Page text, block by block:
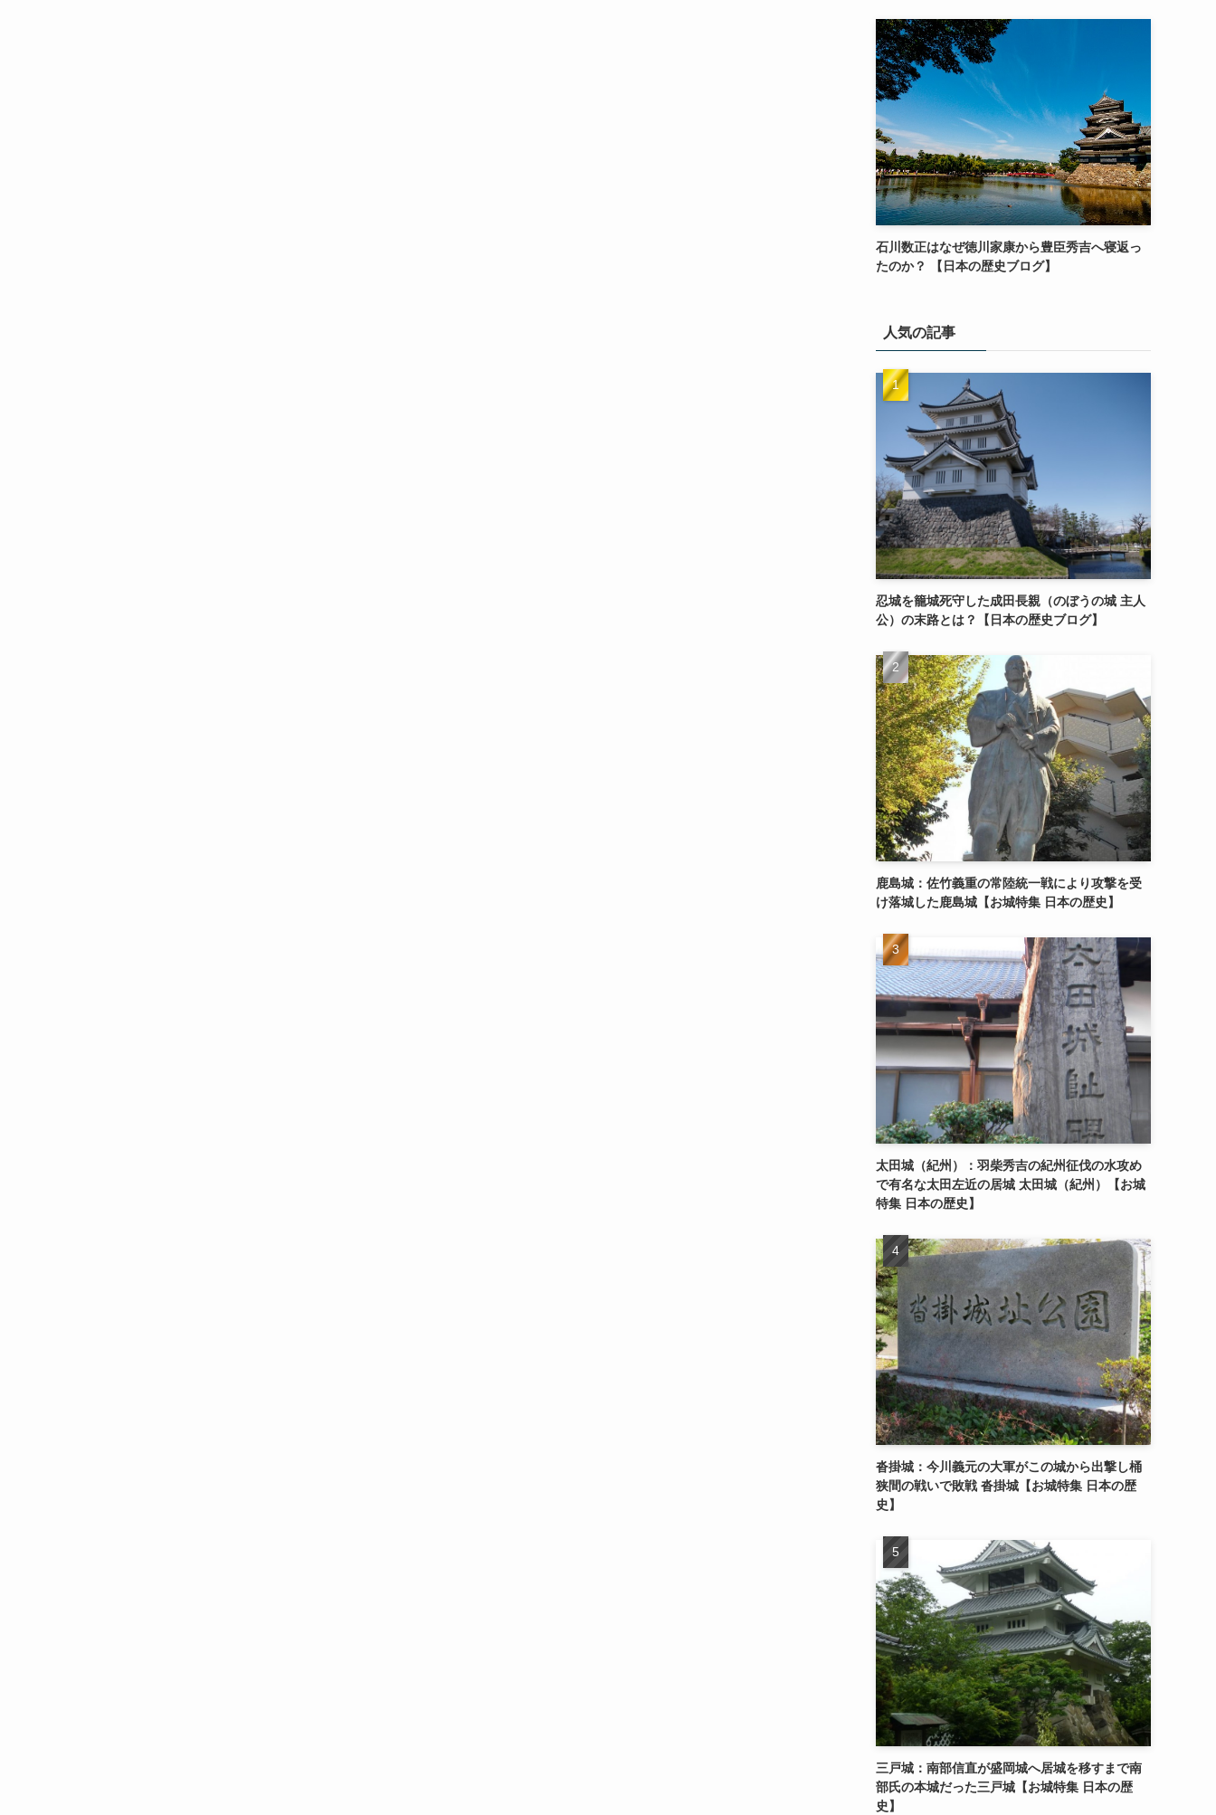
石川数正はなぜ徳川家康から豊臣秀吉へ寝返っ
たのか？ 【日本の歴史ブログ】
人気の記事
忍城を籠城死守した成田長親（のぼうの城 主人
公）の末路とは？【日本の歴史ブログ】
鹿島城：佐竹義重の常陸統一戦により攻撃を受
け落城した鹿島城【お城特集 日本の歴史】
太田城（紀州）：羽柴秀吉の紀州征伐の水攻め
で有名な太田左近の居城 太田城（紀州）【お城
特集 日本の歴史】
沓掛城：今川義元の大軍がこの城から出撃し桶
狭間の戦いで敗戦 沓掛城【お城特集 日本の歴
史】
三戸城：南部信直が盛岡城へ居城を移すまで南
部氏の本城だった三戸城【お城特集 日本の歴
史】